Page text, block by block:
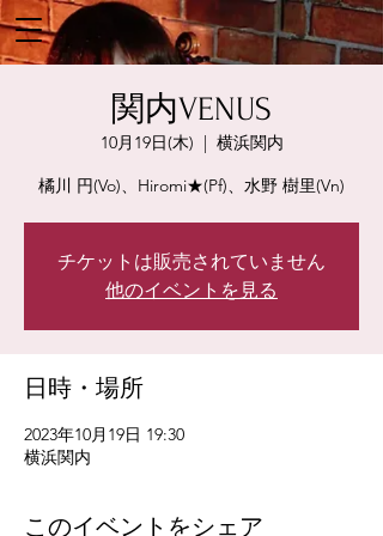
関内VENUS
10月19日(木)
  |
横浜関内
橘川 円(Vo)、Hiromi★(Pf)、水野 樹里(Vn)
チケットは販売されていません
他のイベントを見る
日時・場所
2023年10月19日 19:30
横浜関内
このイベントをシェア